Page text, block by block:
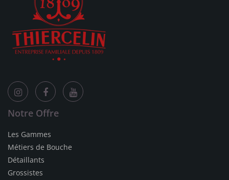
Notre Offre
Les Gammes
Métiers de Bouche
Détaillants
Grossistes